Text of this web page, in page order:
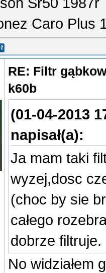
Caro Plus
RE: Filtr
k60b
(01-04-2013
napisał(a):
Ja mam taki
wyzej,dosc
(choc by sie
całego
dobrze filtruje.
No widziałem